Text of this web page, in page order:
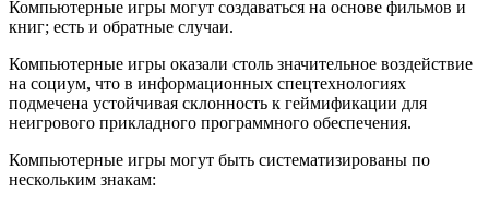
Компьютерные игры могут создаваться на основе фильмов и
книг; есть и обратные случаи.
Компьютерные игры оказали столь значительное воздействие
на социум, что в информационных спецтехнологиях
подмечена устойчивая склонность к геймификации для
неигрового прикладного программного обеспечения.
Компьютерные игры могут быть систематизированы по
нескольким знакам: